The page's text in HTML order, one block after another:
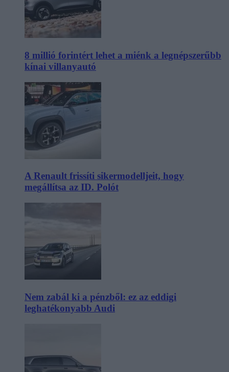
8 millió forintért lehet a miénk a legnépszerűbb
kínai villanyautó
A Renault frissíti sikermodelljeit, hogy
megállítsa az ID. Polót
Nem zabál ki a pénzből: ez az eddigi
leghatékonyabb Audi